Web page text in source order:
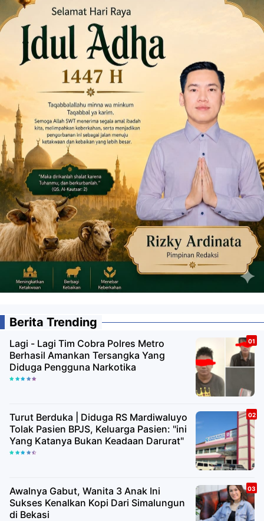
Berita Trending
Lagi - Lagi Tim Cobra Polres Metro
Berhasil Amankan Tersangka Yang
Diduga Pengguna Narkotika
Turut Berduka | Diduga RS Mardiwaluyo
Tolak Pasien BPJS, Keluarga Pasien: "ini
Yang Katanya Bukan Keadaan Darurat"
Awalnya Gabut, Wanita 3 Anak Ini
Sukses Kenalkan Kopi Dari Simalungun
di Bekasi